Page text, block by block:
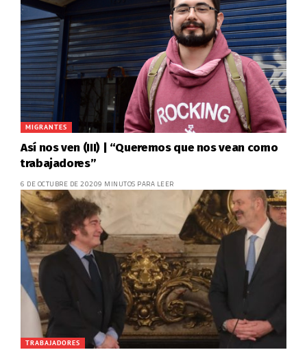
MIGRANTES
Así nos ven (III) | “Queremos que nos vean como
trabajadores”
6 DE OCTUBRE DE 20209 MINUTOS PARA LEER
TRABAJADORES